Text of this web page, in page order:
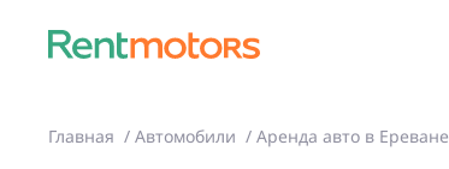
Главная Автомобили Аренда авто в Ереване